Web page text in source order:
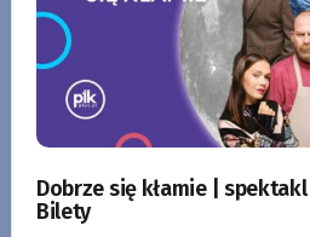
Dobrze się kłamie | spektakl
Bilety